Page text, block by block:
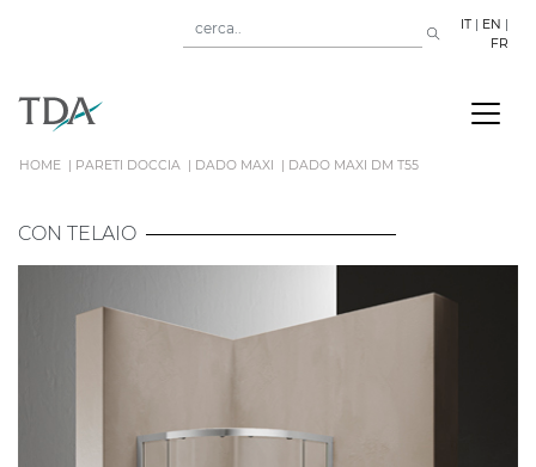
IT| EN |
FR
HOME PARETI DOCCIA DADO MAXI DADO MAXI DM T55
CON TELAIO